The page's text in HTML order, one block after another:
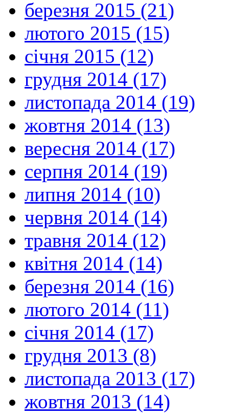
березня 2015 (21)
лютого 2015 (15)
січня 2015 (12)
грудня 2014 (17)
листопада 2014 (19)
жовтня 2014 (13)
вересня 2014 (17)
серпня 2014 (19)
липня 2014 (10)
червня 2014 (14)
травня 2014 (12)
квітня 2014 (14)
березня 2014 (16)
лютого 2014 (11)
січня 2014 (17)
грудня 2013 (8)
листопада 2013 (17)
жовтня 2013 (14)